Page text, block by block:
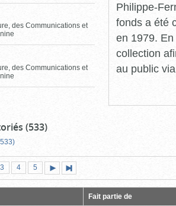
des Communications et
des Communications et
Philippe-
fonds a été
en 1979.
collection
au public
(533)
Page
3 Page
4 Page
5
suivante
page
Fait partie de